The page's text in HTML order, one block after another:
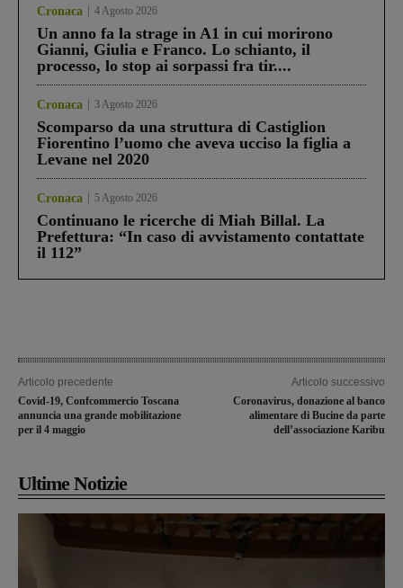
Cronaca 4 Agosto 2026
Un anno fa la strage in A1 in cui morirono
Gianni, Giulia e Franco. Lo schianto, il
processo, lo stop ai sorpassi fra tir....
Cronaca 3 Agosto 2026
Scomparso da una struttura di Castiglion
Fiorentino l’uomo che aveva ucciso la figlia a
Levane nel 2020
Cronaca 5 Agosto 2026
Continuano le ricerche di Miah Billal. La
Prefettura: “In caso di avvistamento contattate
il 112”
Articolo precedente
Covid-19, Confcommercio Toscana
annuncia una grande mobilitazione
per il 4 maggio
Articolo successivo
Coronavirus, donazione al banco
alimentare di Bucine da parte
dell’associazione Karibu
Ultime Notizie